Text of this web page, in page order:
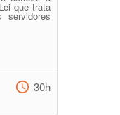
que trata
30h